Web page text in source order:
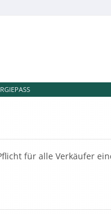
für alle Verkäufer